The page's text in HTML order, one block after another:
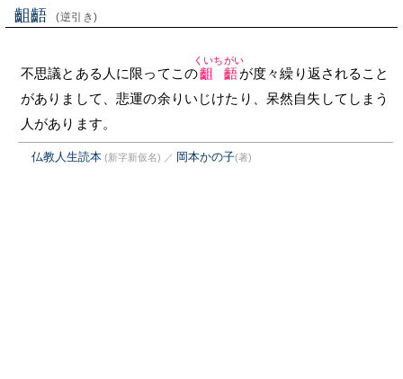
齟齬 (逆引き)
不思議とある人に限ってこの齟齬
くいちがい
が度々繰り返されること
がありまして、悲運の余りいじけたり、呆然自失してしまう
人があります。
仏教人生読本 (新字新仮名) ／ 岡本かの子(著)